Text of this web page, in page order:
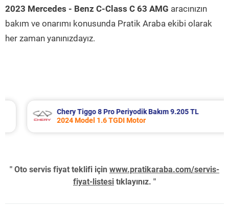
2023 Mercedes - Benz C-Class C 63 AMG aracınızın
bakım ve onarımı konusunda Pratik Araba ekibi olarak
her zaman yanınızdayız.
Chery Tiggo 8 Pro Periyodik Bakım 9.205 TL
2024 Model 1.6 TGDI Motor
" Oto servis fiyat teklifi için www.pratikaraba.com/servis-
fiyat-listesi tıklayınız. "